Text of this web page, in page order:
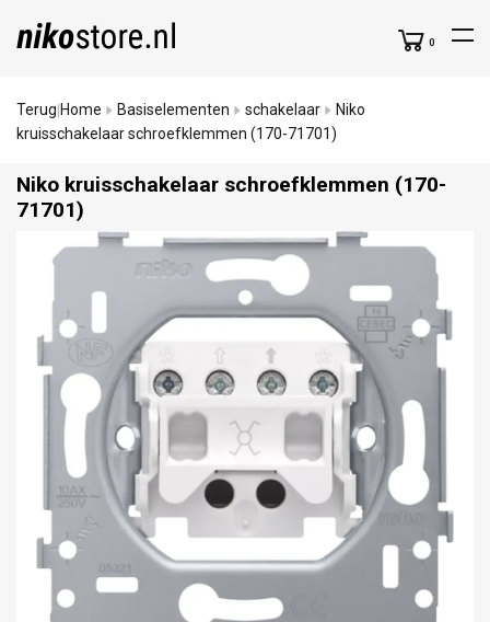
0
Terug Home Basiselementen schakelaar
Niko
kruisschakelaar schroefklemmen (170-71701)
Niko kruisschakelaar schroefklemmen (170-
71701)